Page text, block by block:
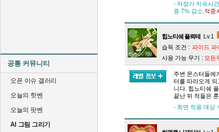
공통 커뮤니티
오픈 이슈 갤러리
오늘의 핫벤
오늘의 팟벤
AI 그림 그리기
- 자장가 지속시
중 7% 감소,적중
힙노티쉐 플뢰테
Lv.1
습득 조건 : 파이드 파
사용 가능 무기 : 모든
주변 몬스터들에
터를 따라오게
니다. 힙노티쉐
끝난 뒤 적들은
- 최면 적용 대상